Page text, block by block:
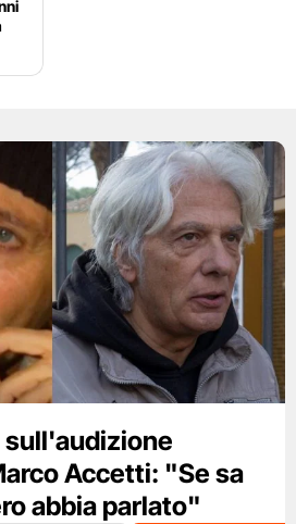
sull'audizione
Accetti: "Se sa
abbia parlato"